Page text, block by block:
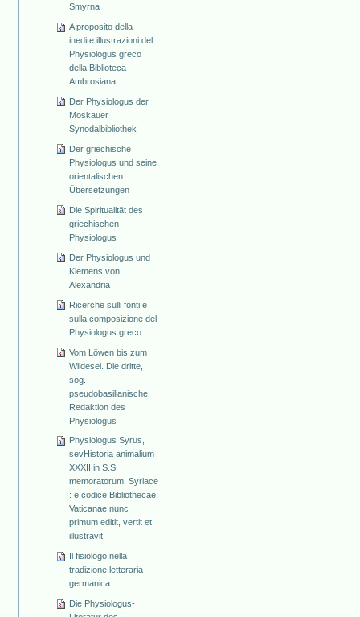
Smyrna
A proposito della
inedite illustrazioni del
Physiologus greco
della Biblioteca
Ambrosiana
Der Physiologus der
Moskauer
Synodalbibliothek
Der griechische
Physiologus und seine
orientalischen
Übersetzungen
Die Spiritualität des
griechischen
Physiologus
Der Physiologus und
Klemens von
Alexandria
Ricerche sulli fonti e
sulla composizione del
Physiologus greco
Vom Löwen bis zum
Wildesel. Die dritte,
sog.
pseudobasilianische
Redaktion des
Physiologus
Physiologus Syrus,
sevHistoria animalium
XXXII in S.S.
memoratorum, Syriace
: e codice Bibliothecae
Vaticanae nunc
primum editit, vertit et
illustravit
Il fisiologo nella
tradizione letteraria
germanica
Die Physiologus-